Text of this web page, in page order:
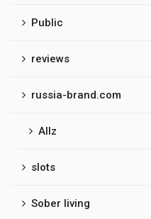
Public
reviews
russia-brand.com
Allz
slots
Sober living